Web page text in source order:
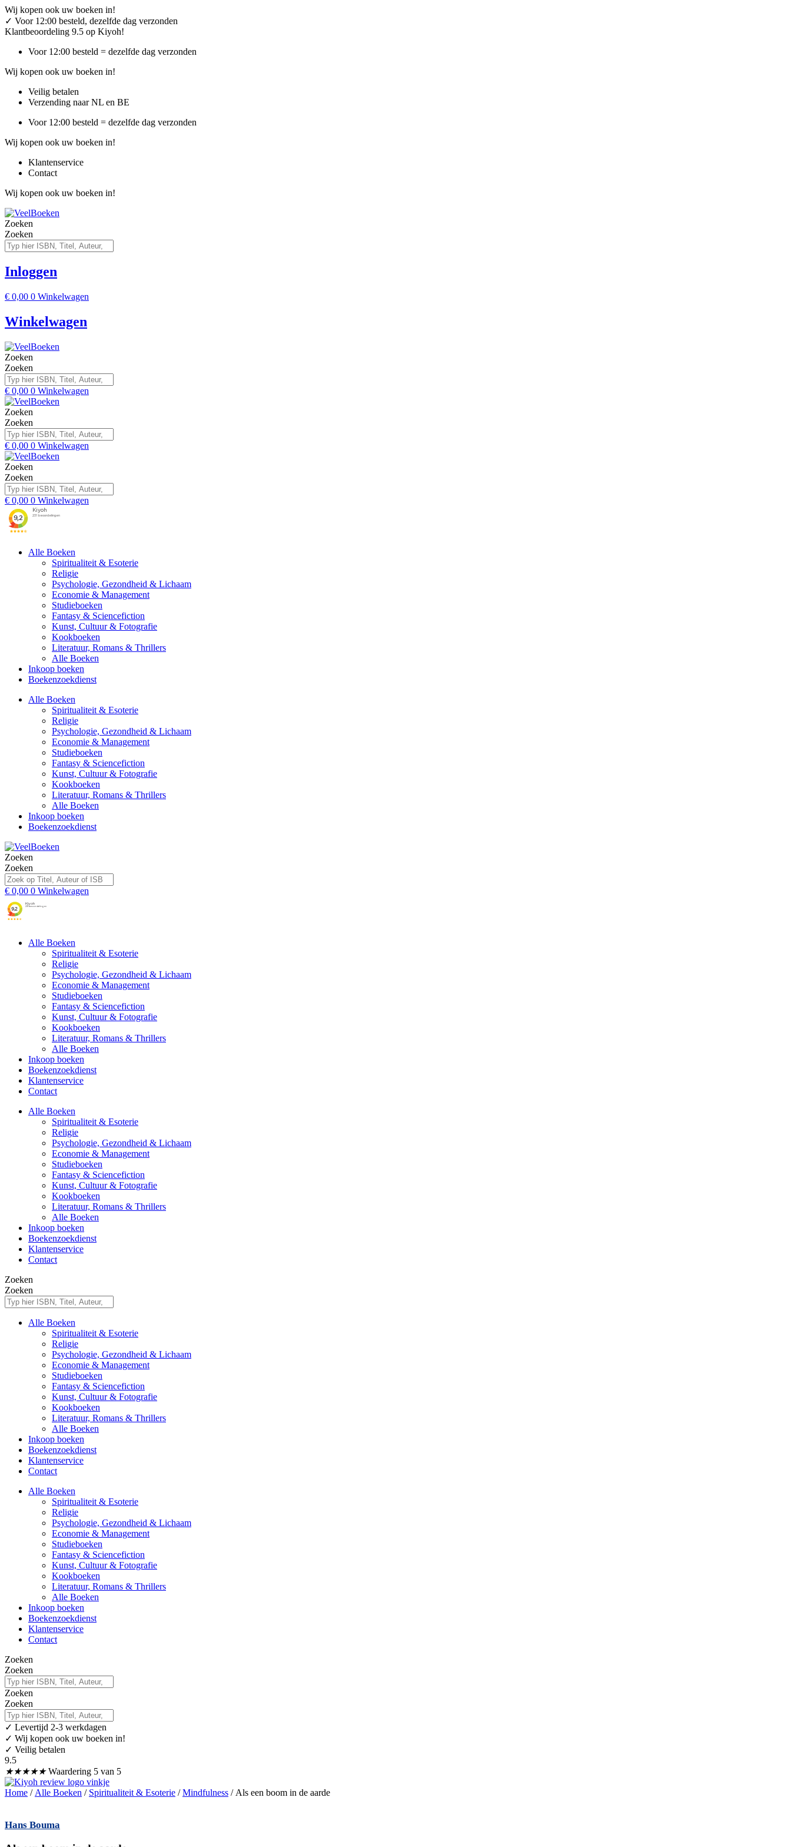
Ga
naar
de
Wij kopen ook uw boeken in!
✓ Voor 12:00 besteld, dezelfde dag verzonden
Klantbeoordeling 9.5 op Kiyoh!
Voor 12:00 besteld = dezelfde dag verzonden
Wij kopen ook uw boeken in!
Veilig betalen
Verzending naar NL en BE
Voor 12:00 besteld = dezelfde dag verzonden
Wij kopen ook uw boeken in!
Klantenservice
Contact
Wij kopen ook uw boeken in!
Zoeken
Zoeken
Inloggen
€ 0,00 0 Winkelwagen
Winkelwagen
Zoeken
Zoeken
€ 0,00 0 Winkelwagen
Zoeken
Zoeken
€ 0,00 0 Winkelwagen
Zoeken
Zoeken
€ 0,00 0 Winkelwagen
Alle Boeken
Spiritualiteit & Esoterie
Religie
Psychologie, Gezondheid & Lichaam
Economie & Management
Studieboeken
Fantasy & Sciencefiction
Kunst, Cultuur & Fotografie
Kookboeken
Literatuur, Romans & Thrillers
Alle Boeken
Inkoop boeken
Boekenzoekdienst
Alle Boeken
Spiritualiteit & Esoterie
Religie
Psychologie, Gezondheid & Lichaam
Economie & Management
Studieboeken
Fantasy & Sciencefiction
Kunst, Cultuur & Fotografie
Kookboeken
Literatuur, Romans & Thrillers
Alle Boeken
Inkoop boeken
Boekenzoekdienst
Zoeken
Zoeken
€ 0,00 0 Winkelwagen
Alle Boeken
Spiritualiteit & Esoterie
Religie
Psychologie, Gezondheid & Lichaam
Economie & Management
Studieboeken
Fantasy & Sciencefiction
Kunst, Cultuur & Fotografie
Kookboeken
Literatuur, Romans & Thrillers
Alle Boeken
Inkoop boeken
Boekenzoekdienst
Klantenservice
Contact
Alle Boeken
Spiritualiteit & Esoterie
Religie
Psychologie, Gezondheid & Lichaam
Economie & Management
Studieboeken
Fantasy & Sciencefiction
Kunst, Cultuur & Fotografie
Kookboeken
Literatuur, Romans & Thrillers
Alle Boeken
Inkoop boeken
Boekenzoekdienst
Klantenservice
Contact
Zoeken
Zoeken
Alle Boeken
Spiritualiteit & Esoterie
Religie
Psychologie, Gezondheid & Lichaam
Economie & Management
Studieboeken
Fantasy & Sciencefiction
Kunst, Cultuur & Fotografie
Kookboeken
Literatuur, Romans & Thrillers
Alle Boeken
Inkoop boeken
Boekenzoekdienst
Klantenservice
Contact
Alle Boeken
Spiritualiteit & Esoterie
Religie
Psychologie, Gezondheid & Lichaam
Economie & Management
Studieboeken
Fantasy & Sciencefiction
Kunst, Cultuur & Fotografie
Kookboeken
Literatuur, Romans & Thrillers
Alle Boeken
Inkoop boeken
Boekenzoekdienst
Klantenservice
Contact
Zoeken
Zoeken
Zoeken
Zoeken
✓ Levertijd 2-3 werkdagen
✓ Wij kopen ook uw boeken in!
✓ Veilig betalen
9.5
★★★★★ Waardering 5 van 5
Home / Alle Boeken / Spiritualiteit & Esoterie /Mindfulness / Als een boom in de aarde
Hans Bouma